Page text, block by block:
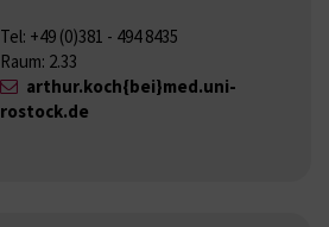
Tel: +49 (0)381 - 494 8435
Raum: 2.33
arthur.koch{bei}med.uni-
rostock.de